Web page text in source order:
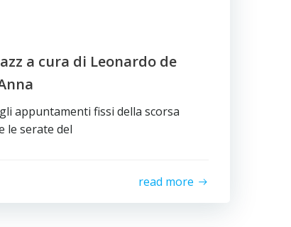
a cura di Leonardo de
appuntamenti fissi della scorsa
le serate del
read more